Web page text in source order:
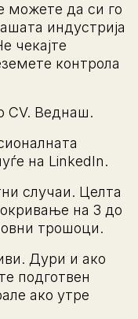
можете да си го
индустрија
чекајте
контрола
CV. Веднаш.
на LinkedIn.
случаи. Целта
на 3 до
трошоци.
Дури и ако
подготвен
ако утре